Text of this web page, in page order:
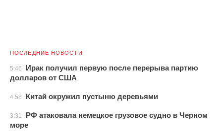
ПОСЛЕДНИЕ НОВОСТИ
5:46
Ирак получил первую после перерыва партию
долларов от США
4:58 Китай окружил пустыню деревьями
3:31
РФ атаковала немецкое грузовое судно в Черном
море